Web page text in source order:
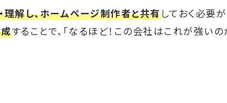
解し、ホームページ制作者と共有しておく必要
することで、「なるほど！この会社はこれが強いの